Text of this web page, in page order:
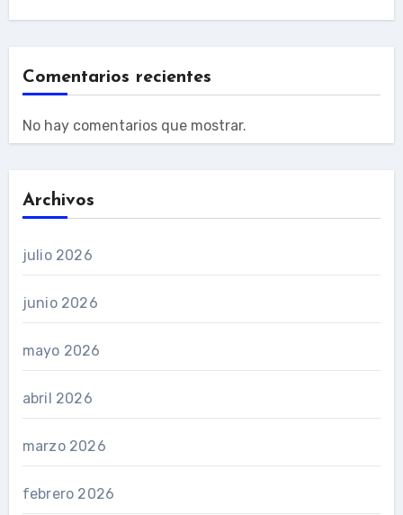
Comentarios recientes
No hay comentarios que mostrar.
Archivos
julio 2026
junio 2026
mayo 2026
abril 2026
marzo 2026
febrero 2026